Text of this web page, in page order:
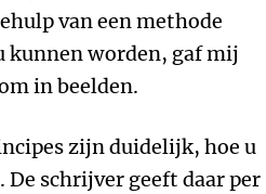
van een methode
kunnen worden, gaf mij
in beelden.
zijn duidelijk, hoe u
De schrijver geeft daar per